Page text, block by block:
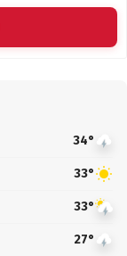
34°
33°
33°
27°